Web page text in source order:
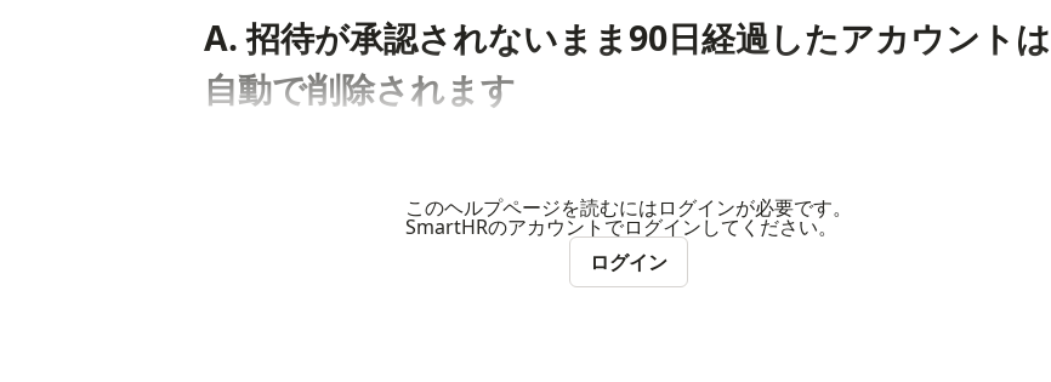
A. 招待が承認されないまま90日経過したアカウントは
自動で削除されます
このヘルプページを読むにはログインが必要です。
SmartHRのアカウントでログインしてください。
ログイン